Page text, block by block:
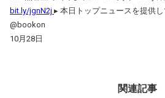
bit.ly/jgnN2j ▸ 本日トップニュースを提供
@bookon
10月28日
関連記事